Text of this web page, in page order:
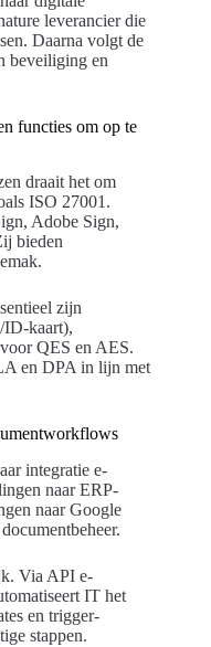
leverancier die
Daarna volgt de
beveiliging en
functies om op te
draait het om
ISO 27001.
Adobe Sign,
bieden
zijn
ID-kaart),
QES en AES.
en DPA in lijn met
integratie e-
naar ERP-
naar Google
Via API e-
IT het
en trigger-
stappen.